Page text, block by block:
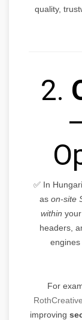
quality,
2.
✅ In
as on-site
within
headers,
For
improving